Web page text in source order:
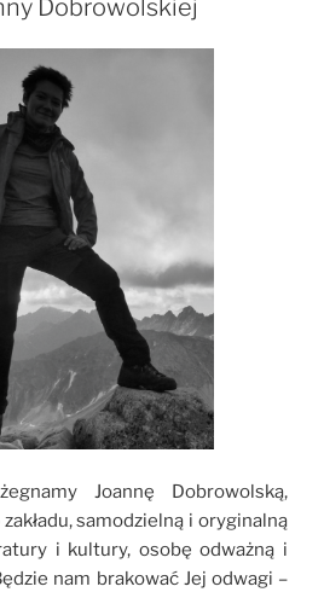
Dobrowolskiej
Joannę Dobrowolską,
samodzielną i oryginalną
i kultury, osobę odważną i
nam brakować Jej odwagi –